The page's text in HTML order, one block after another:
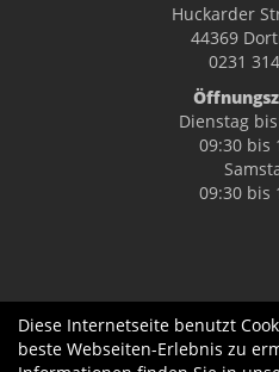
Huckarder
44369
0231
Dienstag
09:30 bis
09:30 bis
Diese Internetseite benutzt
beste Webseiten-Erlebnis zu